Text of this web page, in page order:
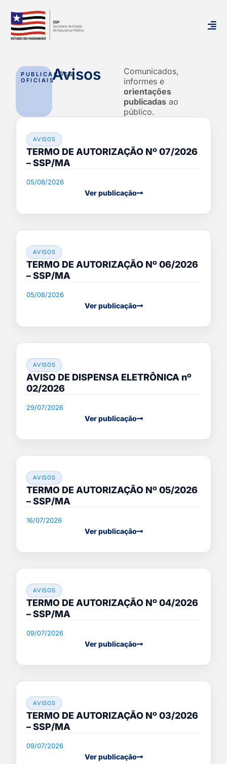
PUBLICAÇÕES
OFICIAISAvisos
Comunicados,
informes e
orientações
publicadas ao
público.
AVISOS
TERMO DE AUTORIZAÇÃO Nº 07/2026
– SSP/MA
05/08/2026
Ver publicação
AVISOS
TERMO DE AUTORIZAÇÃO Nº 06/2026
– SSP/MA
05/08/2026
Ver publicação
AVISOS
AVISO DE DISPENSA ELETRÔNICA nº
02/2026
29/07/2026
Ver publicação
AVISOS
TERMO DE AUTORIZAÇÃO Nº 05/2026
– SSP/MA
16/07/2026
Ver publicação
AVISOS
TERMO DE AUTORIZAÇÃO Nº 04/2026
– SSP/MA
09/07/2026
Ver publicação
AVISOS
TERMO DE AUTORIZAÇÃO Nº 03/2026
– SSP/MA
09/07/2026
Ver publicação